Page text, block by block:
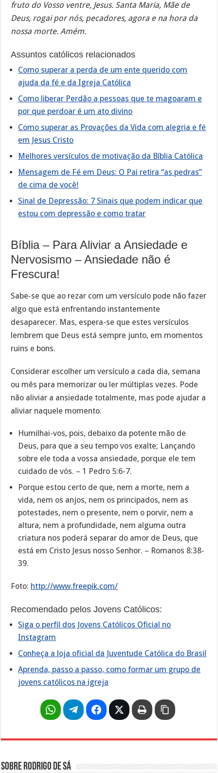
fruto do Vosso ventre, Jesus. Santa Maria, Mãe de
Deus, rogai por nós, pecadores, agora e na hora da
nossa morte. Amém.
Assuntos católicos relacionados
Como superar a perda de um ente querido com
ajuda da fé e da Igreja Católica
Como liberar Perdão a pessoas que te magoaram e
por que perdoar é um ato divino
Como superar as Provações da Vida com alegria e fé
em Jesus Cristo
Melhores versículos de motivação da Bíblia Católica
Mensagem de Fé em Deus: O Pai retira “as pedras”
de cima de você!
Sinal de Depressão: 7 Sinais que podem indicar que
estou com depressão e como tratar
Bíblia – Para Aliviar a Ansiedade e
Nervosismo – Ansiedade não é
Frescura!
Sabe-se que ao rezar com um versículo pode não fazer
algo que está enfrentando instantemente
desaparecer. Mas, espera-se que estes versículos
lembrem que Deus está sempre junto, em momentos
ruins e bons.
Considerar escolher um versículo a cada dia, semana
ou mês para memorizar ou ler múltiplas vezes. Pode
não aliviar a ansiedade totalmente, mas pode ajudar a
aliviar naquele momento.
Humilhai-vos, pois, debaixo da potente mão de
Deus, para que a seu tempo vos exalte; Lançando
sobre ele toda a vossa ansiedade, porque ele tem
cuidado de vós. – 1 Pedro 5:6-7.
Porque estou certo de que, nem a morte, nem a
vida, nem os anjos, nem os principados, nem as
potestades, nem o presente, nem o porvir, nem a
altura, nem a profundidade, nem alguma outra
criatura nos poderá separar do amor de Deus, que
está em Cristo Jesus nosso Senhor. – Romanos 8:38-
39.
Foto: http://www.freepik.com/
Recomendado pelos Jovens Católicos:
Siga o perfil dos Jovens Católicos Oficial no
Instagram
Conheça a loja oficial da Juventude Católica do Brasil
Aprenda, passo a passo, como formar um grupo de
jovens católicos na igreja
Sobre Rodrigo de Sá